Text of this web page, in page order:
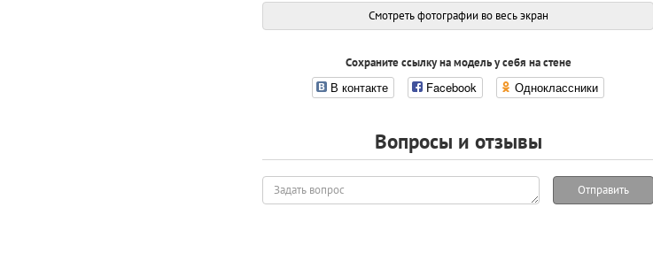
Смотреть фотографии во весь экран
Сохраните ссылку на модель у себя на стене
В контакте Facebook Одноклассники
Вопросы и отзывы
Задать
вопрос
Отправить